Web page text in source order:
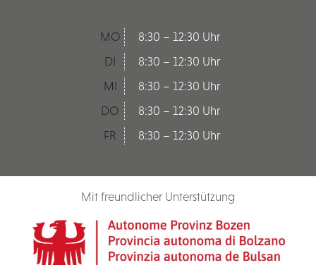
MO
8:30 – 12:30 Uhr
DI
8:30 – 12:30 Uhr
MI
8:30 – 12:30 Uhr
DO
8:30 – 12:30 Uhr
FR
8:30 – 12:30 Uhr
Mit freundlicher Unterstützung